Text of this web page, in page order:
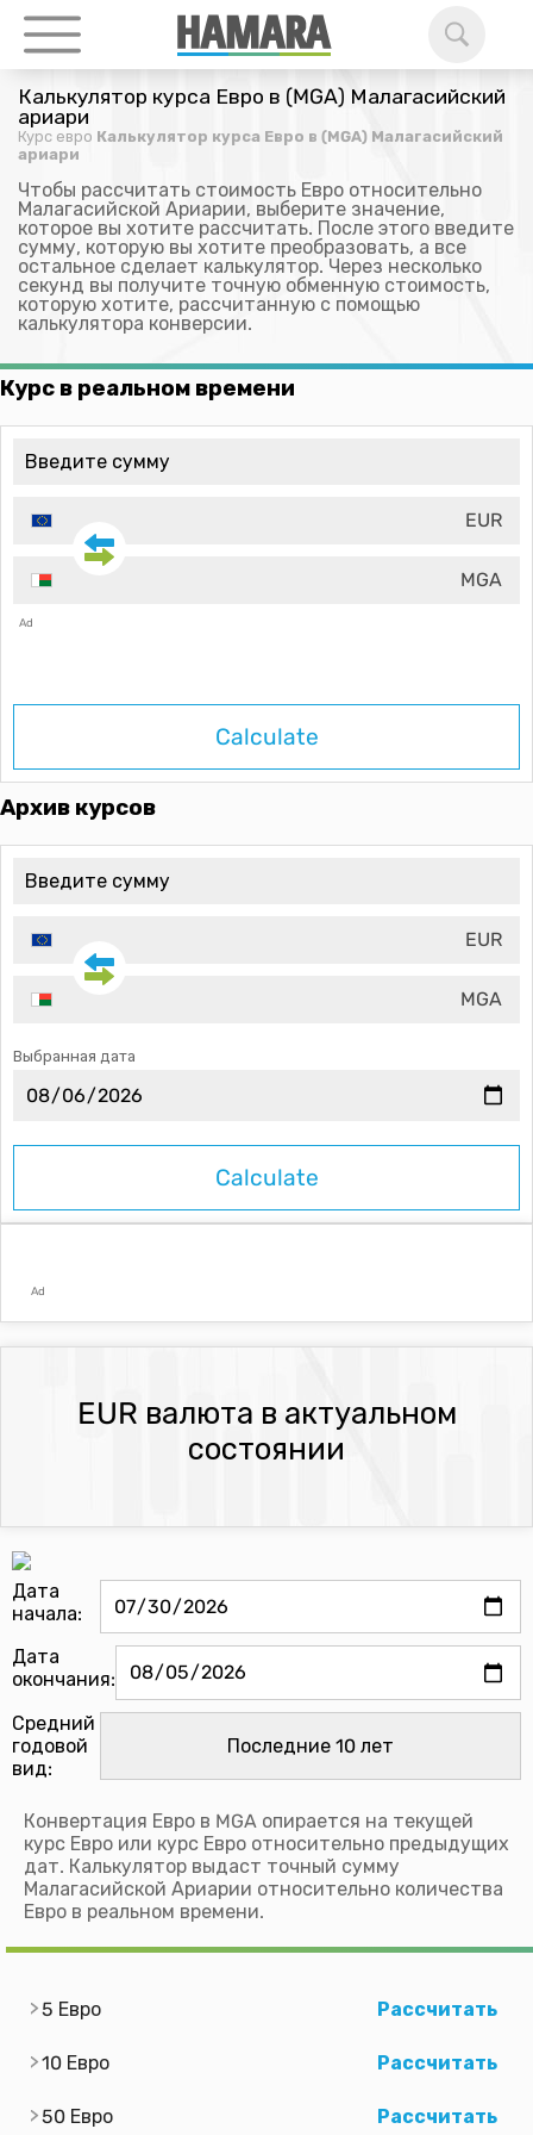
Калькулятор курса Евро в (MGA) Малагасийский
ариари
Курс евро Калькулятор курса Евро в (MGA) Малагасийский
ариари
Чтобы рассчитать стоимость Евро относительно
Малагасийской Ариарии, выберите значение,
которое вы хотите рассчитать. После этого введите
сумму, которую вы хотите преобразовать, а все
остальное сделает калькулятор. Через несколько
секунд вы получите точную обменную стоимость,
которую хотите, рассчитанную с помощью
калькулятора конверсии.
Курс в реальном времени
EUR
MGA
Ad
Calculate
Архив курсов
EUR
MGA
Выбранная дата
Ad
EUR валюта в актуальном
состоянии
Дата
начала:
Дата
окончания:
Средний
годовой
вид:
Конвертация Евро в MGA опирается на текущей
курс Евро или курс Евро относительно предыдущих
дат. Калькулятор выдаст точный сумму
Малагасийской Ариарии относительно количества
Евро в реальном времени.
5 Евро Рассчитать
10 Евро Рассчитать
50 Евро Рассчитать